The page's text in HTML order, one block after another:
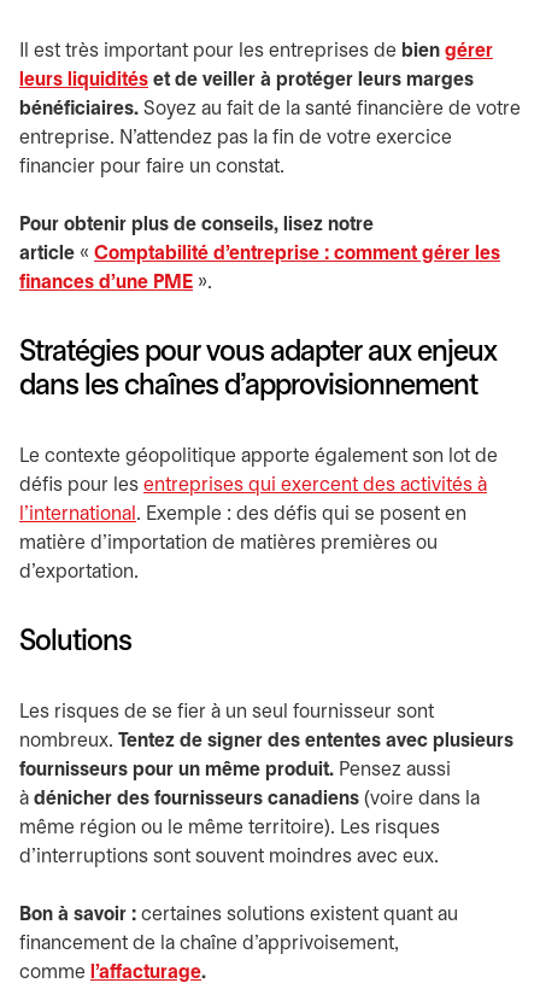
Il est très important pour les entreprises de bien gérer
leurs liquidités et de veiller à protéger leurs marges
bénéficiaires. Soyez au fait de la santé financière de votre
entreprise. N’attendez pas la fin de votre exercice
financier pour faire un constat.
Pour obtenir plus de conseils, lisez notre
article « Comptabilité d’entreprise : comment gérer les
finances d’une PME ».
Stratégies pour vous adapter aux enjeux
dans les chaînes d’approvisionnement
Le contexte géopolitique apporte également son lot de
défis pour les entreprises qui exercent des activités à
l’international . Exemple : des défis qui se posent en
matière d’importation de matières premières ou
d’exportation.
Solutions
Les risques de se fier à un seul fournisseur sont
nombreux.
Tentez de signer des ententes avec plusieurs
fournisseurs pour un même produit. Pensez aussi
à dénicher des fournisseurs canadiens (voire dans la
même région ou le même territoire). Les risques
d’interruptions sont souvent moindres avec eux.
Bon à savoir : certaines solutions existent quant au
financement de la chaîne d’apprivoisement,
comme l’affacturage.